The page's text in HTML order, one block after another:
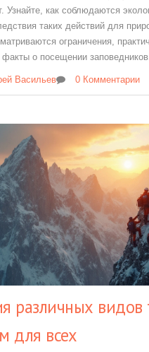
Узнайте, как соблюдаются
таких действий для
ограничения,
факты о посещении заповедников.
Васильев 0 Комментарии
различных видов
для всех